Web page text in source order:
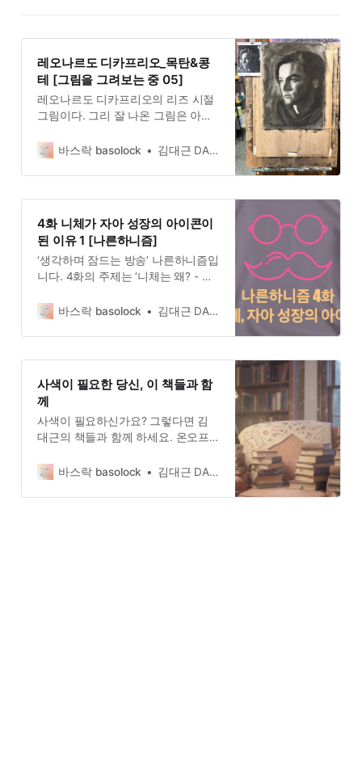
레오나르도 디카프리오_목탄&콩
테 [그림을 그려보는 중 05]
레오나르도 디카프리오의 리즈 시절
그림이다. 그리 잘 나온 그림은 아니
같은 느낌이라 그림을 그리기에 적절
이 잘 드러나 있기 때문이다.
바스락 basolock 김대근 DAEGEUN KIM
4화 니체가 자아 성장의 아이콘이
된 이유 1 [나른하니즘]
‘생각하며 잠드는 방송’ 나른하니즘입
니다. 4화의 주제는 ‘니체는 왜? - 자
니체가 살던 당시의 독일과 독일 사
자아 성장의 아이콘이 되었는지 그
궁금증을 풀어봅니다.
바스락 basolock 김대근 DAEGEUN KIM
사색이 필요한 당신, 이 책들과 함
께
사색이 필요하신가요? 그렇다면 김
대근의 책들과 함께 하세요. 온오프
바스락 basolock
김대근 DAEGEUN KIM